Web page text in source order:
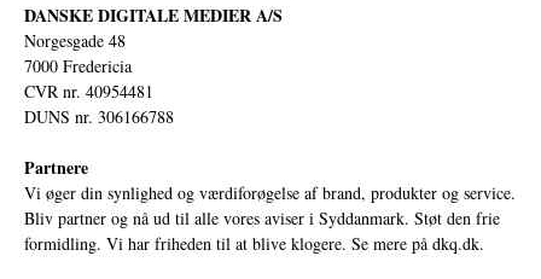
DANSKE DIGITALE MEDIER A/S
Norgesgade 48
7000 Fredericia
CVR nr. 40954481
DUNS nr. 306166788
Partnere
Vi øger din synlighed og værdiforøgelse af brand, produkter og service.
Bliv partner og nå ud til alle vores aviser i Syddanmark. Støt den frie
formidling. Vi har friheden til at blive klogere. Se mere på dkq.dk.